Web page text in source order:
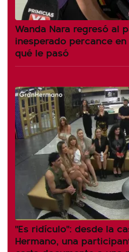
Wanda Nara regresó al
inesperado percance
qué le pasó
"Es ridículo": desde la
Hermano, una